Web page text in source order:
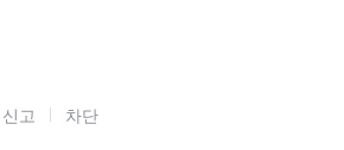
신고 차단